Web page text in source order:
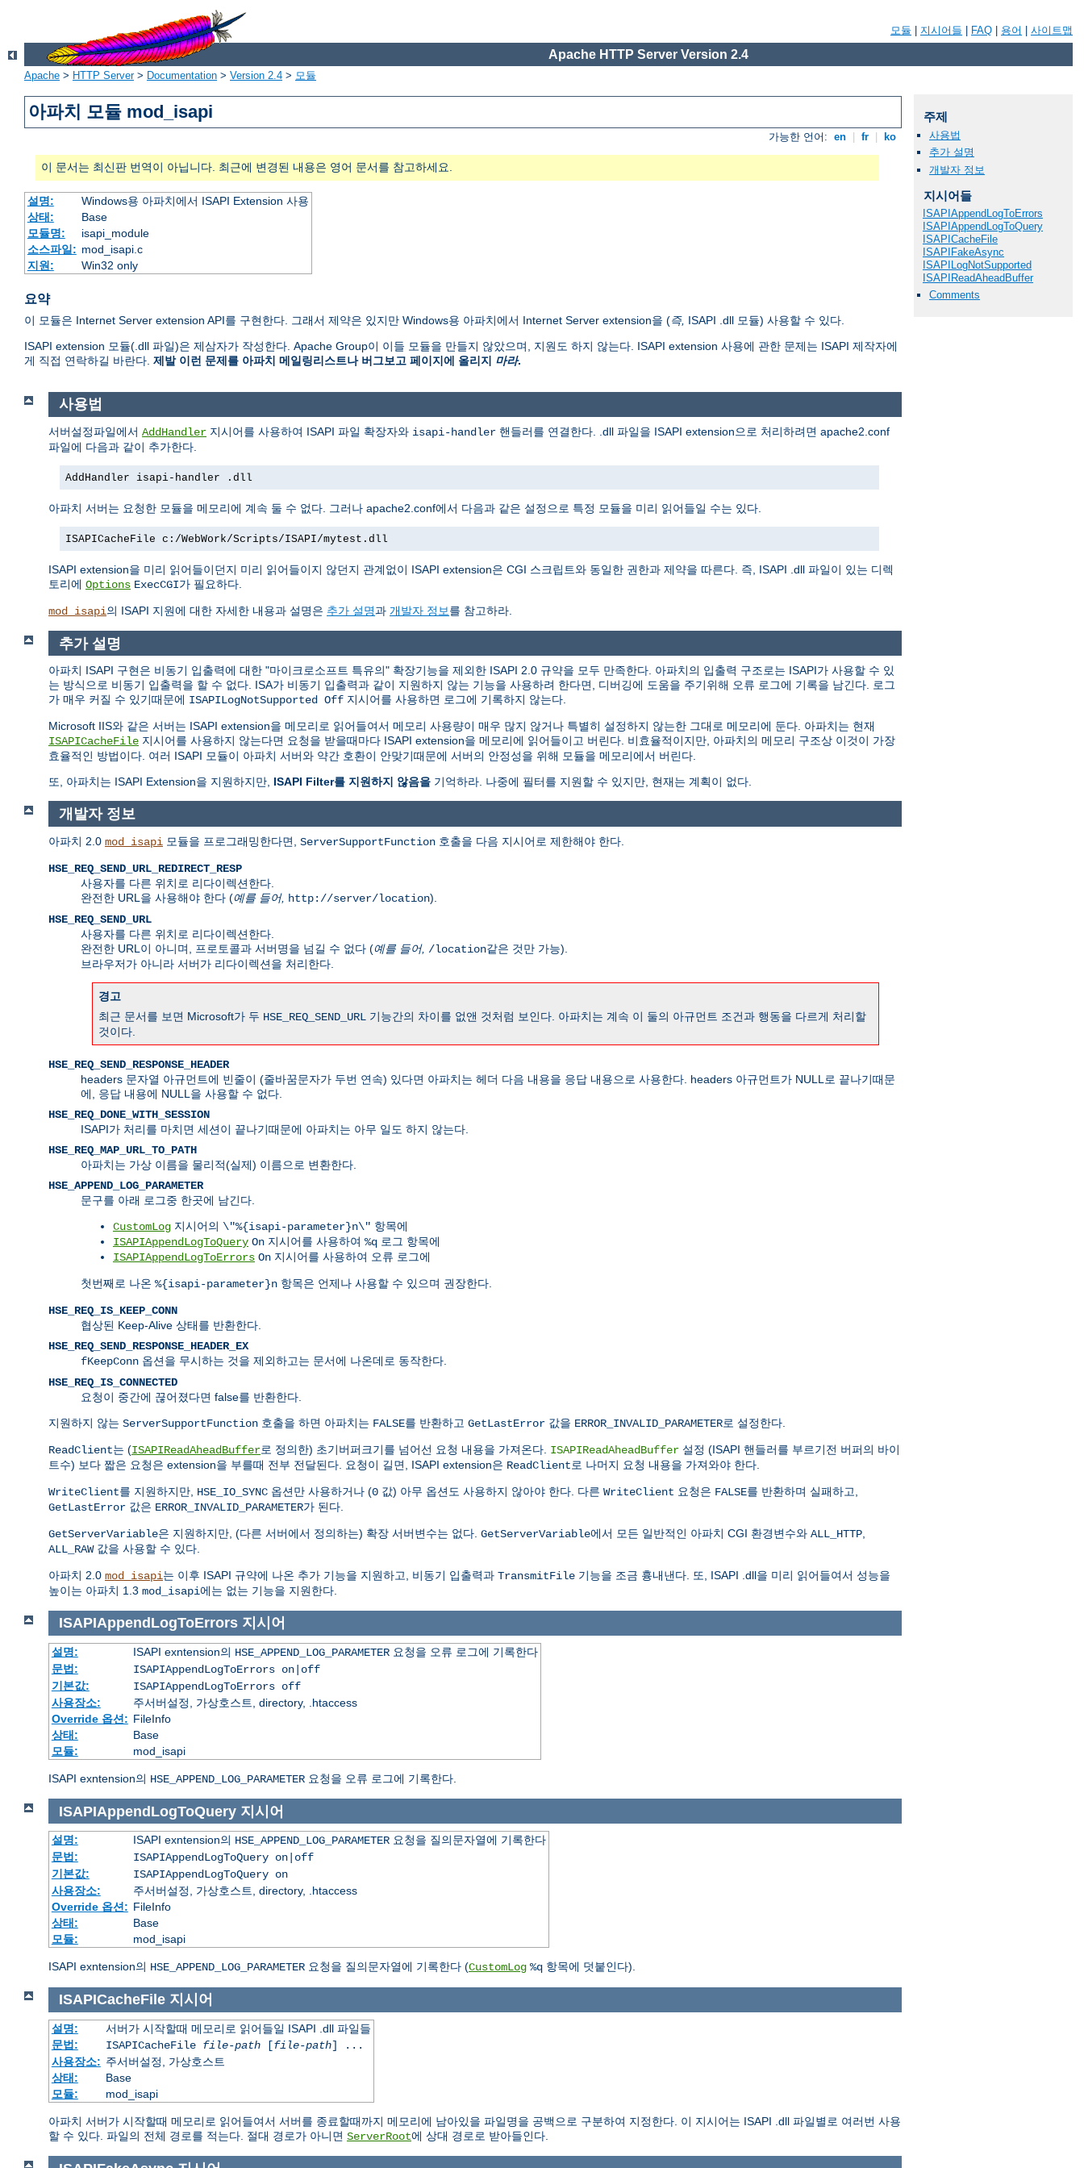
모듈 지시어들 FAQ 용어 사이트맵
Apache HTTP Server Version 2.4
Apache > HTTP Server> Documentation > Version 2.4 > 모듈
아파치 모듈 mod_isapi
가능한 언어: en fr ko
이 문서는 최신판 번역이 아닙니다. 최근에 변경된 내용은 영어 문서를 참고하세요.
설명:
Windows용 아파치에서 ISAPI Extension 사용
상태:
Base
모듈명:
isapi_module
소스파일: mod_isapi.c
지원:
Win32 only
요약
이 모듈은 Internet Server extension API를 구현한다. 그래서 제약은 있지만 Windows용 아파치에서 Internet Server extension을 (즉, ISAPI .dll 모듈) 사용할 수 있다.
ISAPI extension 모듈(.dll 파일)은 제삼자가 작성한다. Apache Group이 이들 모듈을 만들지 않았으며, 지원도 하지 않는다. ISAPI extension 사용에 관한 문제는 ISAPI 제작자에
게 직접 연락하길 바란다. 제발 이런 문제를 아파치 메일링리스트나 버그보고 페이지에 올리지 마라.
주제
사용법
추가 설명
개발자 정보
지시어들
ISAPIAppendLogToErrors
ISAPIAppendLogToQuery
ISAPICacheFile
ISAPIFakeAsync
ISAPILogNotSupported
ISAPIReadAheadBuffer
Comments
사용법
서버설정파일에서 AddHandler 지시어를 사용하여 ISAPI 파일 확장자와 isapi-handler 핸들러를 연결한다. .dll 파일을 ISAPI extension으로 처리하려면 apache2.conf
파일에 다음과 같이 추가한다.
AddHandler isapi-handler .dll
아파치 서버는 요청한 모듈을 메모리에 계속 둘 수 없다. 그러나 apache2.conf에서 다음과 같은 설정으로 특정 모듈을 미리 읽어들일 수는 있다.
ISAPICacheFile c:/WebWork/Scripts/ISAPI/mytest.dll
ISAPI extension을 미리 읽어들이던지 미리 읽어들이지 않던지 관계없이 ISAPI extension은 CGI 스크립트와 동일한 권한과 제약을 따른다. 즉, ISAPI .dll 파일이 있는 디렉
토리에 Options ExecCGI가 필요하다.
mod_isapi의 ISAPI 지원에 대한 자세한 내용과 설명은 추가 설명과 개발자 정보를 참고하라.
추가 설명
아파치 ISAPI 구현은 비동기 입출력에 대한 "마이크로소프트 특유의" 확장기능을 제외한 ISAPI 2.0 규약을 모두 만족한다. 아파치의 입출력 구조로는 ISAPI가 사용할 수 있
는 방식으로 비동기 입출력을 할 수 없다. ISA가 비동기 입출력과 같이 지원하지 않는 기능을 사용하려 한다면, 디버깅에 도움을 주기위해 오류 로그에 기록을 남긴다. 로그
가 매우 커질 수 있기때문에 ISAPILogNotSupported Off 지시어를 사용하면 로그에 기록하지 않는다.
Microsoft IIS와 같은 서버는 ISAPI extension을 메모리로 읽어들여서 메모리 사용량이 매우 많지 않거나 특별히 설정하지 않는한 그대로 메모리에 둔다. 아파치는 현재
ISAPICacheFile 지시어를 사용하지 않는다면 요청을 받을때마다 ISAPI extension을 메모리에 읽어들이고 버린다. 비효율적이지만, 아파치의 메모리 구조상 이것이 가장
효율적인 방법이다. 여러 ISAPI 모듈이 아파치 서버와 약간 호환이 안맞기때문에 서버의 안정성을 위해 모듈을 메모리에서 버린다.
또, 아파치는 ISAPI Extension을 지원하지만, ISAPI Filter를 지원하지 않음을 기억하라. 나중에 필터를 지원할 수 있지만, 현재는 계획이 없다.
개발자 정보
아파치 2.0 mod_isapi 모듈을 프로그래밍한다면, ServerSupportFunction 호출을 다음 지시어로 제한해야 한다.
HSE_REQ_SEND_URL_REDIRECT_RESP
사용자를 다른 위치로 리다이렉션한다.
완전한 URL을 사용해야 한다 (예를 들어, http://server/location).
HSE_REQ_SEND_URL
사용자를 다른 위치로 리다이렉션한다.
완전한 URL이 아니며, 프로토콜과 서버명을 넘길 수 없다 (예를 들어, /location같은 것만 가능).
브라우저가 아니라 서버가 리다이렉션을 처리한다.
경고
최근 문서를 보면 Microsoft가 두 HSE_REQ_SEND_URL 기능간의 차이를 없앤 것처럼 보인다. 아파치는 계속 이 둘의 아규먼트 조건과 행동을 다르게 처리할
것이다.
HSE_REQ_SEND_RESPONSE_HEADER
headers 문자열 아규먼트에 빈줄이 (줄바꿈문자가 두번 연속) 있다면 아파치는 헤더 다음 내용을 응답 내용으로 사용한다. headers 아규먼트가 NULL로 끝나기때문
에, 응답 내용에 NULL을 사용할 수 없다.
HSE_REQ_DONE_WITH_SESSION
ISAPI가 처리를 마치면 세션이 끝나기때문에 아파치는 아무 일도 하지 않는다.
HSE_REQ_MAP_URL_TO_PATH
아파치는 가상 이름을 물리적(실제) 이름으로 변환한다.
HSE_APPEND_LOG_PARAMETER
문구를 아래 로그중 한곳에 남긴다.
CustomLog 지시어의 \"%{isapi-parameter}n\" 항목에
ISAPIAppendLogToQuery On 지시어를 사용하여 %q 로그 항목에
ISAPIAppendLogToErrors On 지시어를 사용하여 오류 로그에
첫번째로 나온 %{isapi-parameter}n 항목은 언제나 사용할 수 있으며 권장한다.
HSE_REQ_IS_KEEP_CONN
협상된 Keep-Alive 상태를 반환한다.
HSE_REQ_SEND_RESPONSE_HEADER_EX
fKeepConn 옵션을 무시하는 것을 제외하고는 문서에 나온데로 동작한다.
HSE_REQ_IS_CONNECTED
요청이 중간에 끊어졌다면 false를 반환한다.
지원하지 않는 ServerSupportFunction 호출을 하면 아파치는 FALSE를 반환하고 GetLastError 값을 ERROR_INVALID_PARAMETER로 설정한다.
ReadClient는 (ISAPIReadAheadBuffer로 정의한) 초기버퍼크기를 넘어선 요청 내용을 가져온다. ISAPIReadAheadBuffer 설정 (ISAPI 핸들러를 부르기전 버퍼의 바이
트수) 보다 짧은 요청은 extension을 부를때 전부 전달된다. 요청이 길면, ISAPI extension은 ReadClient로 나머지 요청 내용을 가져와야 한다.
WriteClient를 지원하지만, HSE_IO_SYNC 옵션만 사용하거나 (0 값) 아무 옵션도 사용하지 않아야 한다. 다른 WriteClient 요청은 FALSE를 반환하며 실패하고,
GetLastError 값은 ERROR_INVALID_PARAMETER가 된다.
GetServerVariable은 지원하지만, (다른 서버에서 정의하는) 확장 서버변수는 없다. GetServerVariable에서 모든 일반적인 아파치 CGI 환경변수와 ALL_HTTP
ALL_RAW값을 사용할 수 있다.
아파치 2.0 mod_isapi는 이후 ISAPI 규약에 나온 추가 기능을 지원하고, 비동기 입출력과 TransmitFile 기능을 조금 흉내낸다. 또, ISAPI .dll을 미리 읽어들여서 성능을
높이는 아파치 1.3 mod_isapi에는 없는 기능을 지원한다.
ISAPIAppendLogToErrors 지시어
설명: ISAPI exntension의 HSE_APPEND_LOG_PARAMETER요청을 오류 로그에 기록한다
문법:
ISAPIAppendLogToErrors on|off
기본값:
ISAPIAppendLogToErrors off
사용장소:
주서버설정, 가상호스트, directory, .htaccess
Override 옵션: FileInfo
상태:
Base
모듈:
mod_isapi
ISAPI exntension의 HSE_APPEND_LOG_PARAMETER 요청을 오류 로그에 기록한다.
ISAPIAppendLogToQuery 지시어
설명: ISAPI exntension의 HSE_APPEND_LOG_PARAMETER요청을 질의문자열에 기록한다
문법:
ISAPIAppendLogToQuery on|off
기본값:
ISAPIAppendLogToQuery on
사용장소:
주서버설정, 가상호스트, directory, .htaccess
Override 옵션: FileInfo
상태:
Base
모듈:
mod_isapi
ISAPI exntension의 HSE_APPEND_LOG_PARAMETER 요청을 질의문자열에 기록한다 (CustomLog %q 항목에 덧붙인다).
ISAPICacheFile 지시어
설명:
서버가 시작할때 메모리로 읽어들일 ISAPI .dll 파일들
문법:
ISAPICacheFile file-path[file-path] ...
사용장소: 주서버설정, 가상호스트
상태:
Base
모듈:
mod_isapi
아파치 서버가 시작할때 메모리로 읽어들여서 서버를 종료할때까지 메모리에 남아있을 파일명을 공백으로 구분하여 지정한다. 이 지시어는 ISAPI .dll 파일별로 여러번 사용
할 수 있다. 파일의 전체 경로를 적는다. 절대 경로가 아니면 ServerRoot에 상대 경로로 받아들인다.